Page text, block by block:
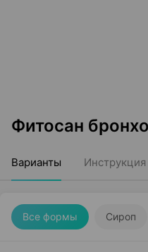
Фитосан
Варианты Инструкция
Все формы Сироп